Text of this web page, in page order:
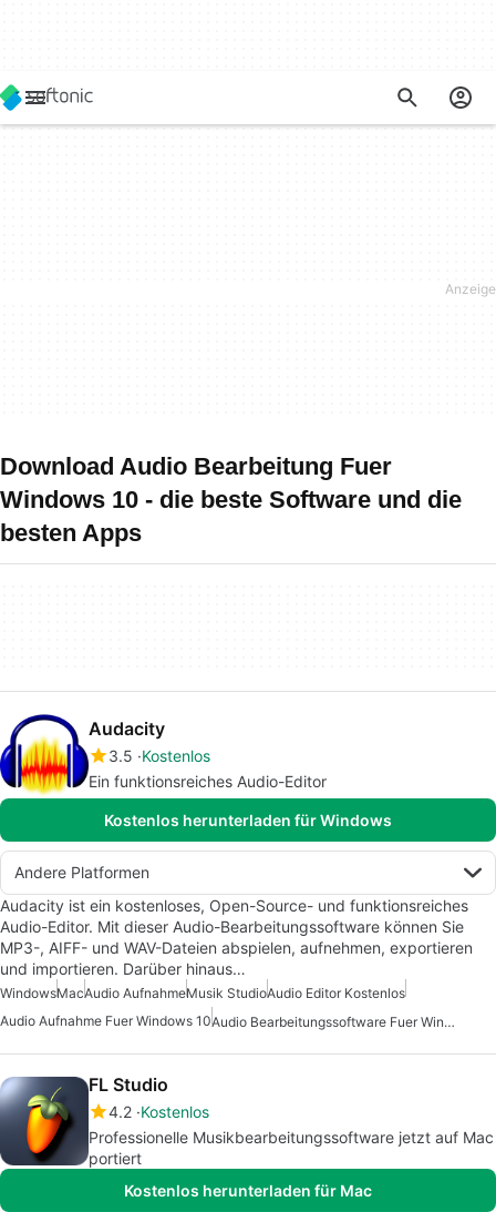
Download Audio Bearbeitung Fuer
Windows 10 - die beste Software und die
besten Apps
Audacity
3.5 Kostenlos
Ein funktionsreiches Audio-Editor
Kostenlos herunterladen für Windows
Andere Platformen
Audacity ist ein kostenloses, Open-Source- und funktionsreiches
Audio-Editor. Mit dieser Audio-Bearbeitungssoftware können Sie
MP3-, AIFF- und WAV-Dateien abspielen, aufnehmen, exportieren
und importieren. Darüber hinaus…
WindowsMacAudio AufnahmeMusik StudioAudio Editor Kostenlos
Audio Aufnahme Fuer Windows 10
Audio Bearbeitungssoftware Fuer Windows 7
FL Studio
4.2 Kostenlos
Professionelle Musikbearbeitungssoftware jetzt auf Mac
portiert
Kostenlos herunterladen für Mac